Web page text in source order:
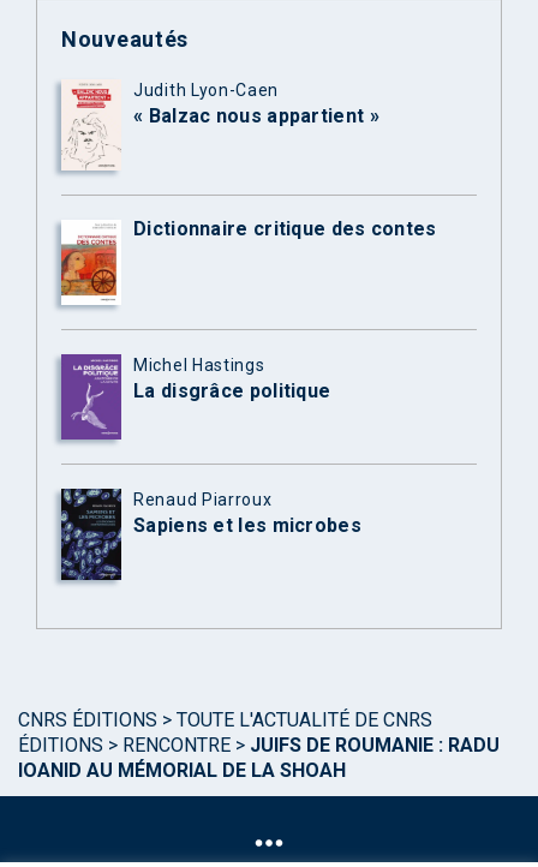
Nouveautés
Judith Lyon-Caen
« Balzac nous appartient »
Dictionnaire critique des contes
Michel Hastings
La disgrâce politique
Renaud Piarroux
Sapiens et les microbes
CNRS ÉDITIONS > TOUTE L'ACTUALITÉ DE CNRS
ÉDITIONS > RENCONTRE > JUIFS DE ROUMANIE : RADU
IOANID AU MÉMORIAL DE LA SHOAH